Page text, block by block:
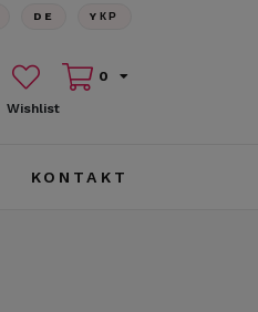
DE YКР
Wishlist
0
KONTAKT